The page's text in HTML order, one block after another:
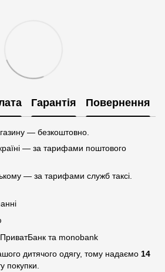
Гарантія Повернення
— безкоштовно.
— за тарифами поштового
— за тарифами служб таксі.
та monobank
дитячого одягу, тому надаємо 14
покупки.